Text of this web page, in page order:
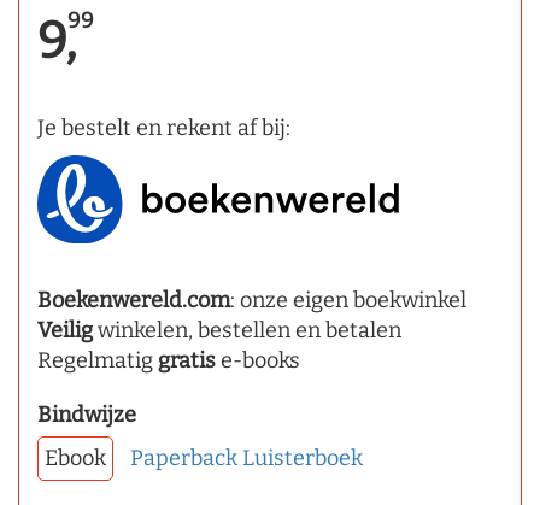
9,99
Je bestelt en rekent af bij:
Boekenwereld.com: onze eigen boekwinkel
Veiligwinkelen, bestellen en betalen
Regelmatig gratise-books
Bindwijze
Ebook
Paperback Luisterboek